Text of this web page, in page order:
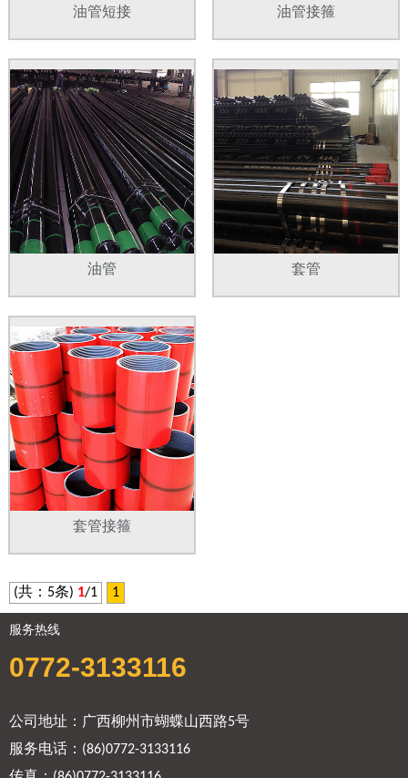
油管短接 油管接箍
油管 套管
套管接箍
(共：5条) 1/1 1
服务热线
0772-3133116
公司地址：广西柳州市蝴蝶山西路5号
服务电话：(86)0772-3133116